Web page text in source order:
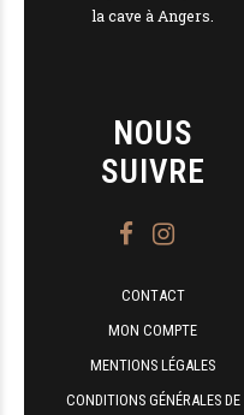
la cave à Angers.
NOUS
SUIVRE
CONTACT
MON COMPTE
MENTIONS LÉGALES
CONDITIONS GÉNÉRALES DE